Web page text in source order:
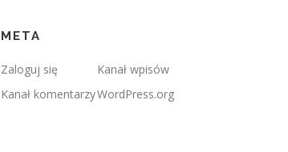
META
Zaloguj się
Kanał wpisów
Kanał komentarzyWordPress.org